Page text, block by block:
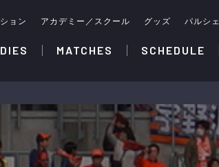
ョン アカデミー／スクール グッズ パルシェ
MATCHES SCHEDULE